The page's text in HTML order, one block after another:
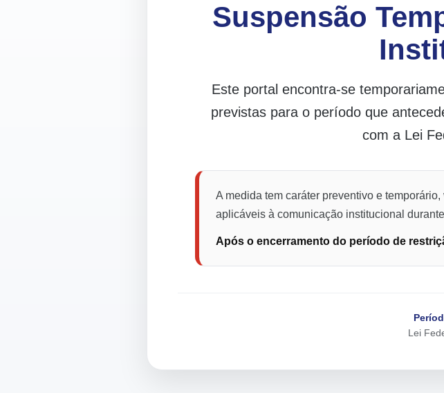
Suspensão
Este portal encontra-se
previstas para o período que
com a Lei
A medida tem caráter preventivo e
aplicáveis à comunicação institucional
Após o encerramento do período de
Lei